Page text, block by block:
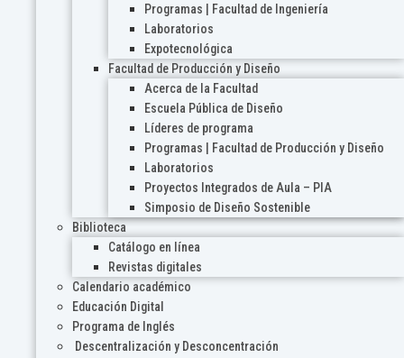
Programas | Facultad de Ingeniería
Laboratorios
Expotecnológica
Facultad de Producción y Diseño
Acerca de la Facultad
Escuela Pública de Diseño
Líderes de programa
Programas | Facultad de Producción y Diseño
Laboratorios
Proyectos Integrados de Aula – PIA
Simposio de Diseño Sostenible
Biblioteca
Catálogo en línea
Revistas digitales
Calendario académico
Educación Digital
Programa de Inglés
Descentralización y Desconcentración